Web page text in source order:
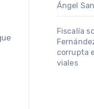
Ángel
Fiscalía
corrupta
viales